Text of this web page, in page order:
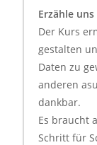
Erzähle
Der Kurs
gestalten
Daten zu
anderen
dankbar.
Es braucht
Schritt für